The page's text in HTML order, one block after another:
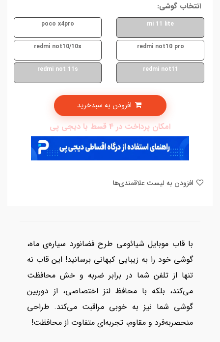
انتخاب گوشی:
mi 11 lite
poco x4pro
redmi not10 pro
redmi not10/10s
redmi not11
redmi not 11s
امکان پرداخت در 4 قسط با دیجی پی
با قاب موبایل شیائومی طرح فضانورد سیاره‌ی ماه،
گوشی خود را به زیبایی کیهانی برسانید! این قاب نه
تنها از تلفن شما در برابر ضربه و خش محافظت
می‌کند، بلکه با محافظ لنز اختصاصی، از دوربین
گوشی شما نیز به خوبی مراقبت می‌کند. طراحی
منحصربه‌فرد و مقاوم، تجربه‌ای متفاوت از محافظت!